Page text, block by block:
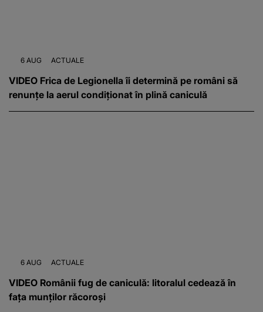
6 AUG ACTUALE
VIDEO Frica de Legionella îi determină pe români să
renunțe la aerul condiționat în plină caniculă
6 AUG ACTUALE
VIDEO Românii fug de caniculă: litoralul cedează în
fața munților răcoroși